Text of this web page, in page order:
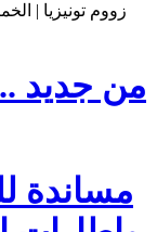
من جديد
مساندة